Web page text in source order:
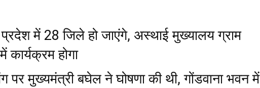
में 28 जिले हो जाएंगे, अस्थाई मुख्यालय ग्राम
होगा
पर मुख्यमंत्री बघेल ने घोषणा की थी, गोंडवाना भवन में